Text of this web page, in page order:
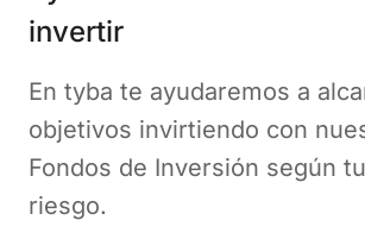
invertir
En tyba te ayudaremos a
objetivos invirtiendo con
Fondos de Inversión según
riesgo.